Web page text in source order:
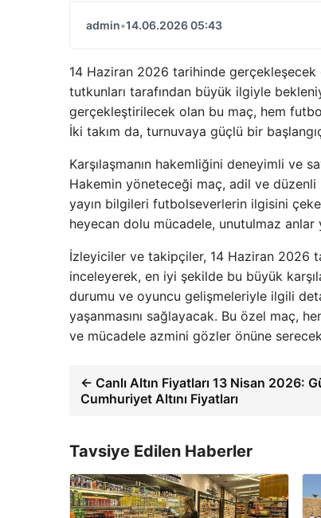
admin•14.06.2026 05:43
14 Haziran 2026 tarihinde
tutkunları tarafından büyük ilgiyle
gerçekleştirilecek olan bu maç, hem
İki takım da, turnuvaya güçlü bir
Karşılaşmanın hakemliğini deneyimli ve
Hakemin yöneteceği maç, adil ve düzenli
yayın bilgileri futbolseverlerin ilgisini
heyecan dolu mücadele, unutulmaz anlar
İzleyiciler ve takipçiler, 14 Haziran 2026
inceleyerek, en iyi şekilde bu büyük
durumu ve oyuncu gelişmeleriyle ilgili
yaşanmasını sağlayacak. Bu özel maç,
ve mücadele azmini gözler önüne
← Canlı Altın Fiyatları 13 Nisan 2026:
Cumhuriyet Altını Fiyatları
Tavsiye Edilen Haberler